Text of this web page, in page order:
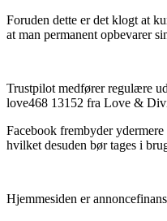
Foruden dette er det klogt at
at man permanent opbevarer
Trustpilot medfører regulære
love468 13152 fra Love &
Facebook frembyder
hvilket desuden bør tages i
Hjemmesiden er